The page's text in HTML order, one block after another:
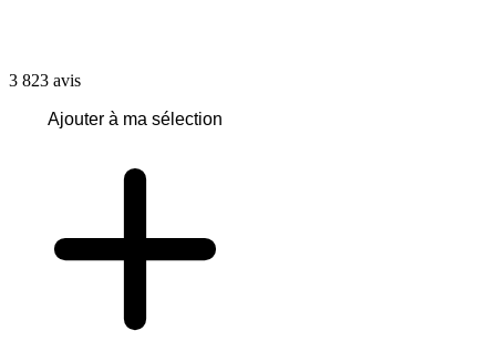
3 823 avis
Ajouter à ma sélection